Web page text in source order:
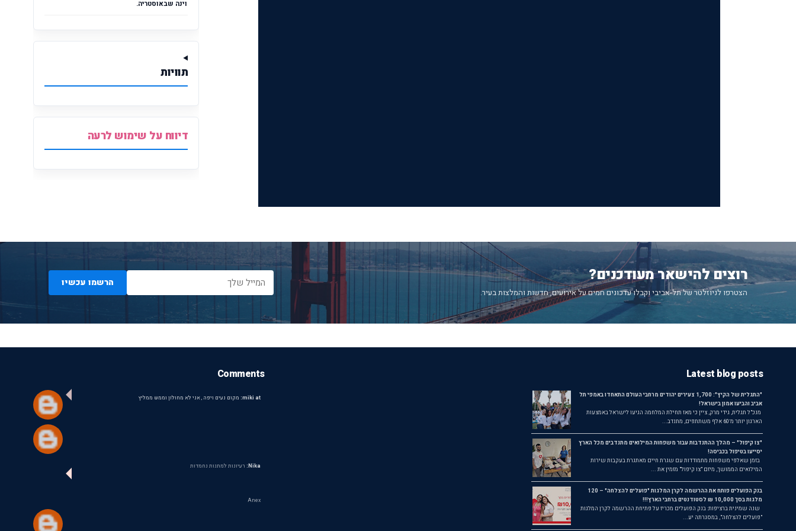
וינה שבאוסטריה.
תוויות
דיווח על שימוש לרעה
רוצים להישאר מעודכנים?
הצטרפו לניוזלטר של תל-אביבי וקבלו עדכונים חמים על אירועים, חדשות והמלצות בעיר.
הרשמו עכשיו
Latest blog posts
"התגלית של הקיץ": 1,700 צעירים יהודים מרחבי העולם התאחדו באמפי תל
אביב והביעו אמון בישראל!
מנכ"ל תגלית, גידי מרק, ציין כי מאז תחילת המלחמה הגיעו לישראל באמצעות
הארגון יותר מ־60 אלף משתתפים, מתנדב...
"צו קיפול" – מהלך ההתנדבות עבור משפחות המילואים מתנדבים מכל הארץ
יסייעו בטיפול בכביסה!
בזמן שאלפי משפחות מתמודדות עם שגרת חיים מאתגרת בעקבות שירות
המילואים הממושך, מיזם "צו קיפול" מזמין את ...
בנק הפועלים פותח את ההרשמה לקרן המלגות "פועלים להצלחה" – 120
מלגות בסך 10,000 ₪ לסטודנטים ברחבי הארץ!!!
שנה שמינית ברציפות: בנק הפועלים מכריז על פתיחת ההרשמה לקרן המלגות
"פועלים להצלחה", במסגרתה יע...
Comments
miki at: מקום נעים ויפה , אני לא מחולון וממש ממליץ
Nika: רעיונות למתנות נחמדות
Anex